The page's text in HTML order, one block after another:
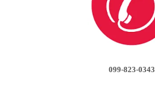
099-823-0343